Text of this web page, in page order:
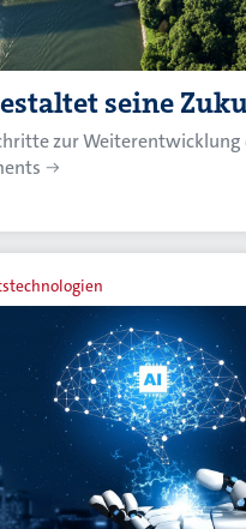
seine
zur Weiterentwicklung